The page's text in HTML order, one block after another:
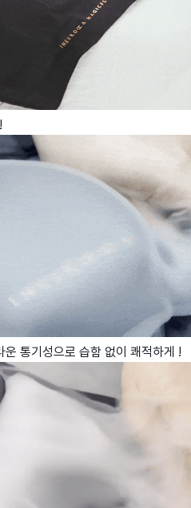
통기성으로 습함 없이 쾌적하게 !